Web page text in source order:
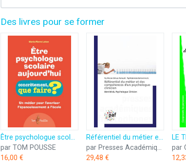
Des livres pour se former
Être psychologue scolaire aujourd'hui : Un métier pour favoriser l'épanouissement à l'école
par TOM POUSSE
16,00 €
Référentiel du métier et des compétences d'un psychologue clinicien: Identité du Psychologue Clinicien
par Presses Académiques Francophones
29,48 €
par